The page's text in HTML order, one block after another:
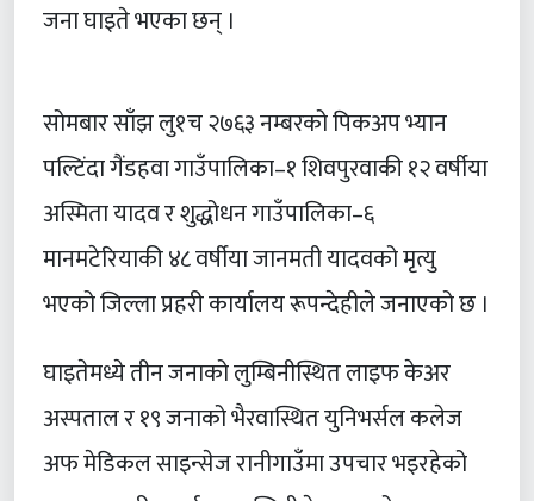
जना घाइते भएका छन् ।
सोमबार साँझ लु१च २७६३ नम्बरको पिकअप भ्यान
पल्टिंदा गैंडहवा गाउँपालिका–१ शिवपुरवाकी १२ वर्षीया
अस्मिता यादव र शुद्धोधन गाउँपालिका–६
मानमटेरियाकी ४८ वर्षीया जानमती यादवको मृत्यु
भएको जिल्ला प्रहरी कार्यालय रूपन्देहीले जनाएको छ ।
घाइतेमध्ये तीन जनाको लुम्बिनीस्थित लाइफ केअर
अस्पताल र १९ जनाको भैरवास्थित युनिभर्सल कलेज
अफ मेडिकल साइन्सेज रानीगाउँमा उपचार भइरहेको